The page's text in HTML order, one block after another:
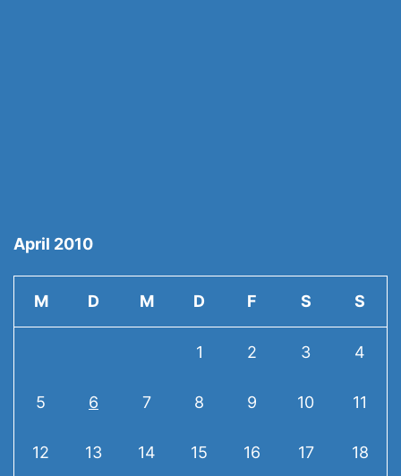
April 2010
M D M D F S S
1 2 3 4
5 6 7 8 9 10 11
12 13 14 15 16 17 18